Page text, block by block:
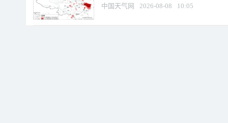
中国天气网 2026-08-08 10:05